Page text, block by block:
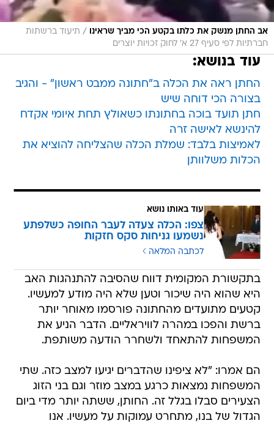
אב החתן מנשק את כלתו בקטע הכי מביך שראינו / תיעוד ברשתות
חברתיות לפי סעיף 27 א' לחוק זכויות יוצרים
עוד בנושא:
החתן ראה את הכלה ב"חתונה ממבט ראשון" - והגיב
בצורה הכי דוחה שיש
חתן תועד בוכה בחתונתו כשאולץ תחת איומי אקדח
להינשא לאישה זרה
לאמיצות בלבד: שמלת הכלה שהצליחה להוציא את
הכלות משלוותן
עוד באותו נושא
צפו: הכלה צעדה לעבר החופה כשלפתע
נשמעו גניחות סקס חזקות
לכתבה המלאה
בתקשורת המקומית דווח שהסיבה להתנהגות האב
היא שהוא היה שיכור וטען שלא היה מודע למעשיו.
קטעים מתועדים מהחתונה פורסמו מאוחר יותר
ברשת והפכו במהרה לוויראליים. הדבר הניע את
המשפחות להתאחד ולשחרר הודעה משותפת.
הם אמרו: "לא ציפינו שהדברים יגיעו למצב כזה. שתי
המשפחות נמצאות כרגע במצב מוזר וגם בני הזוג
הצעירים סבלו בגלל זה. החותן, ששתה יותר מדי ביום
הגדול של בנו, מתחרט עמוקות על מעשיו. אנו